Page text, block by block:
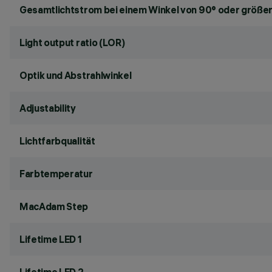
Gesamtlichtstrom bei einem Winkel von 90° oder
Light output ratio (LOR)
Optik und Abstrahlwinkel
Adjustability
Lichtfarbqualität
Farbtemperatur
MacAdam Step
Lifetime LED 1